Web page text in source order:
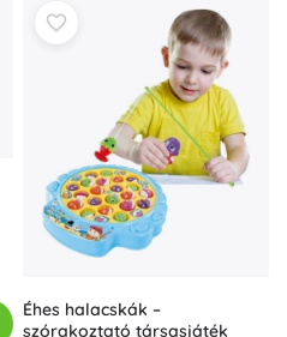
Éhes halacskák –
szórakoztató társasjáték